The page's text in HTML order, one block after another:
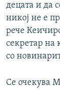
децата и да
никој не е
рече
секретар на
со
Се очекува